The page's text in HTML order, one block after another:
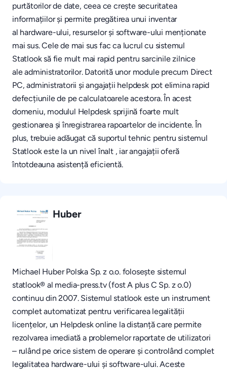
purtătorilor de date, ceea ce crește securitatea
informațiilor și permite pregătirea unui inventar
al hardware-ului, resurselor și software-ului menționate
mai sus. Cele de mai sus fac ca lucrul cu sistemul
Statlook să fie mult mai rapid pentru sarcinile zilnice
ale administratorilor. Datorită unor module precum Direct
PC, administratorii și angajații helpdesk pot elimina rapid
defecțiunile de pe calculatoarele acestora. În acest
domeniu, modulul Helpdesk sprijină foarte mult
gestionarea și înregistrarea rapoartelor de incidente. În
plus, trebuie adăugat că suportul tehnic pentru sistemul
Statlook este la un nivel înalt , iar angajații oferă
întotdeauna asistență eficientă.
Huber
Michael Huber Polska Sp. z o.o. folosește sistemul
statlook® al media-press.tv (fost A plus C Sp. z o.0)
continuu din 2007. Sistemul statlook este un instrument
complet automatizat pentru verificarea legalității
licențelor, un Helpdesk online la distanță care permite
rezolvarea imediată a problemelor raportate de utilizatori
– rulând pe orice sistem de operare și controlând complet
legalitatea hardware-ului și software-ului. Aceste